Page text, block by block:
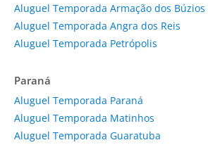
Aluguel Temporada Armação dos Búzios
Aluguel Temporada Angra dos Reis
Aluguel Temporada Petrópolis
Paraná
Aluguel Temporada Paraná
Aluguel Temporada Matinhos
Aluguel Temporada Guaratuba